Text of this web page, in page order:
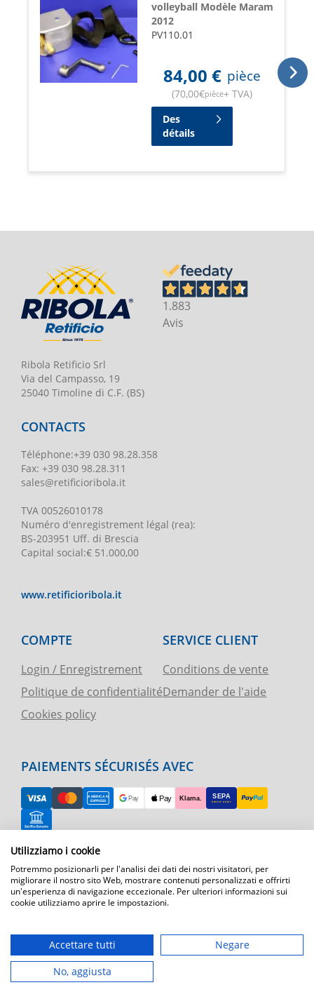
volleyball Modèle Maram
2012
PV110.01
84,00 € pièce
(70,00€pièce+ TVA)
Des
détails
Ribola Retificio Srl
Via del Campasso, 19
25040 Timoline di C.F. (BS)
1.883
Avis
CONTACTS
Téléphone:+39 030 98.28.358
Fax: +39 030 98.28.311
sales@retificioribola.it
TVA 00526010178
Numéro d'enregistrement légal (rea):
BS-203951 Uff. di Brescia
Capital social:€ 51.000,00
www.retificioribola.it
COMPTE
Login / Enregistrement
Politique de confidentialité
Cookies policy
SERVICE CLIENT
Conditions de vente
Demander de l'aide
PAIEMENTS SÉCURISÉS AVEC
RETOUR FACILE
ASSISTANCE TÉLÉPHONIQUE ET CARTE
EXPÉDITION RAPIDE
Expédition par courrier express dans toute l'Europe
T.immagine | agenzia di marketing
Utilizziamo i cookie
Potremmo posizionarli per l'analisi dei dati dei nostri visitatori, per
migliorare il nostro sito Web, mostrare contenuti personalizzati e offrirti
un'esperienza di navigazione eccezionale. Per ulteriori informazioni sui
cookie utilizziamo aprire le impostazioni.
Accettare tutti Negare
No, aggiusta